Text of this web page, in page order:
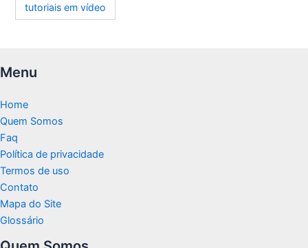
tutoriais em vídeo
Menu
Home
Quem Somos
Faq
Política de privacidade
Termos de uso
Contato
Mapa do Site
Glossário